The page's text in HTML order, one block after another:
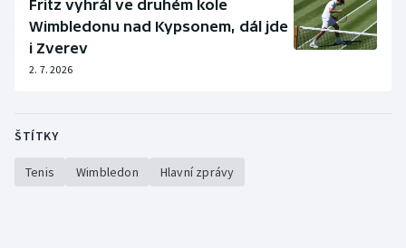
Fritz vyhrál ve druhém kole
Wimbledonu nad Kypsonem, dál jde
i Zverev
2. 7. 2026
ŠTÍTKY
Tenis Wimbledon Hlavní zprávy